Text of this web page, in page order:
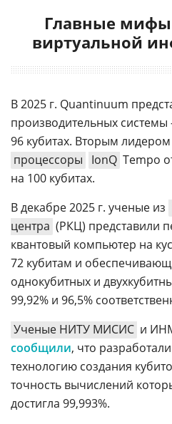
Главные
виртуальной
В 2025 г. Quantinuum
производительных
96 кубитах. Вторым
процессоры
IonQ Tempo
на 100 кубитах.
В декабре 2025 г. ученые из
центра (РКЦ) представили
квантовый компьютер на
72 кубитам и
однокубитных и
99,92% и 96,5%
Ученые НИТУ МИСИС и
сообщили, что
технологию создания
точность вычислений
достигла 99,993%.